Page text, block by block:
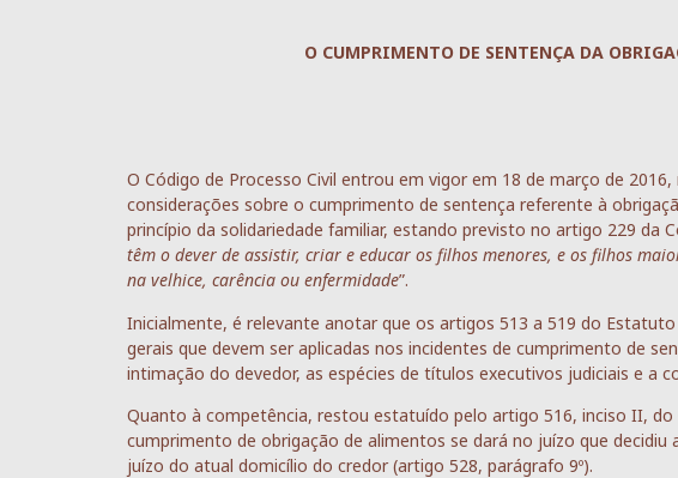
O CUMPRIMENTO DE SENTENÇA DA
O Código de Processo Civil entrou em vigor em 18 de março de
considerações sobre o cumprimento de sentença referente à
princípio da solidariedade familiar, estando previsto no artigo 229 da
têm o dever de assistir, criar e educar os filhos menores, e os filhos
na velhice, carência ou enfermidade”.
Inicialmente, é relevante anotar que os artigos 513 a 519 do
gerais que devem ser aplicadas nos incidentes de cumprimento de
intimação do devedor, as espécies de títulos executivos judiciais e a
Quanto à competência, restou estatuído pelo artigo 516, inciso II, do
cumprimento de obrigação de alimentos se dará no juízo que decidiu
juízo do atual domicílio do credor (artigo 528, parágrafo 9º).